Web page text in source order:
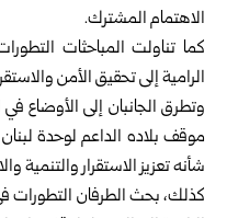
الاهتمام المشترك.‏
كما تناولت المباحثات
الرامية إلى تحقيق الأمن
وتطرق الجانبان إلى الأوضاع في
موقف بلاده الداعم ‏لوحدة
شأنه تعزيز الاستقرار والتنمية
كذلك، بحث الطرفان التطورات